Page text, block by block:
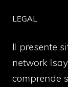
LEGAL
Il presente
network
comprende